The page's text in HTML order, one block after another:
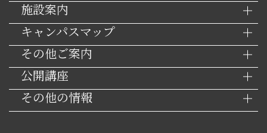
施設案内
キャンパスマップ
その他ご案内
公開講座
その他の情報